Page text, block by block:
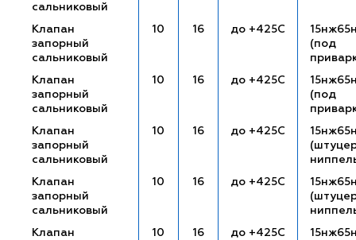
сальниковый
Клапан
запорный
сальниковый
10 16 до +425С
(под
Клапан
запорный
сальниковый
10 16 до +425С
(под
Клапан
запорный
сальниковый
10 16 до +425С
Клапан
запорный
сальниковый
10 16 до +425С
Клапан
10 16 до +425С